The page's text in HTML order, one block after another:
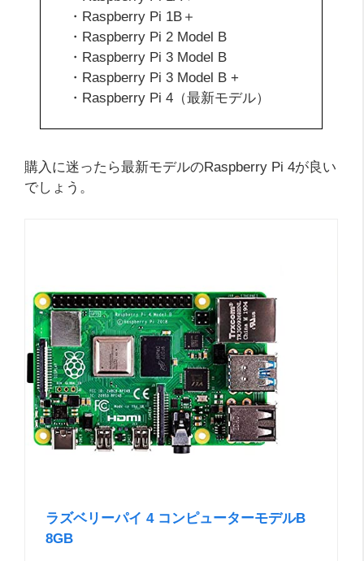
・Raspberry Pi 1B＋
・Raspberry Pi 2 Model B
・Raspberry Pi 3 Model B
・Raspberry Pi 3 Model B +
・Raspberry Pi 4（最新モデル）
購入に迷ったら最新モデルのRaspberry Pi 4が良い
でしょう。
ラズベリーパイ 4 コンピューターモデルB
8GB